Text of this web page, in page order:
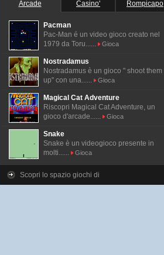
Arcade Casino' Rompicapo
Pacman
Pac-Man é un video gioco creato nel
1979 da Toru......
Gioca
Nostradamus
Nostradamus è un gioco " shoot them
up" con una......
Gioca
Magical Cat Adventure
Riscopri Magical Cat Adventure, un
gioco d'arcade......
Gioca
Snake
Snake è un videogioco presente in
molti......
Gioca
Scopri lo spazio giochi di